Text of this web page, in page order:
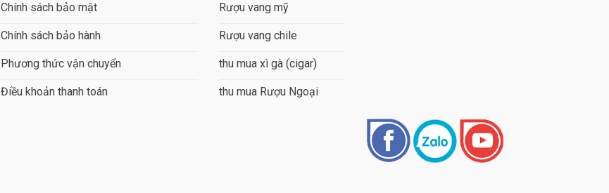
Chính sách bảo mật
Chính sách bảo hành
Phương thức vận chuyển
Điều khoản thanh toán
Rượu vang mỹ
Rượu vang chile
thu mua xì gà (cigar)
thu mua Rượu Ngoại